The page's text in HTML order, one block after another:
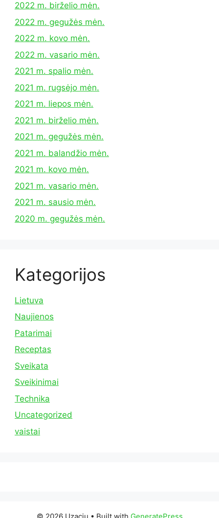
2022 m. birželio mėn.
2022 m. gegužės mėn.
2022 m. kovo mėn.
2022 m. vasario mėn.
2021 m. spalio mėn.
2021 m. rugsėjo mėn.
2021 m. liepos mėn.
2021 m. birželio mėn.
2021 m. gegužės mėn.
2021 m. balandžio mėn.
2021 m. kovo mėn.
2021 m. vasario mėn.
2021 m. sausio mėn.
2020 m. gegužės mėn.
Kategorijos
Lietuva
Naujienos
Patarimai
Receptas
Sveikata
Sveikinimai
Technika
Uncategorized
vaistai